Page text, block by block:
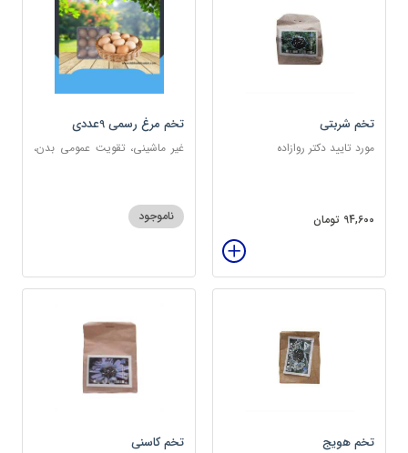
تخم شربتی
مورد تایید دکتر روازاده
94,600 تومان
تخم مرغ رسمی 9عددی
غیر ماشینی، تقویت عمومی بدن،
ناموجود
تخم هویج تخم کاسنی